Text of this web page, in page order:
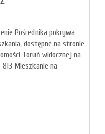
Pośrednika pokrywa
dostępne na stronie
Toruń widocznej na
813 Mieszkanie na